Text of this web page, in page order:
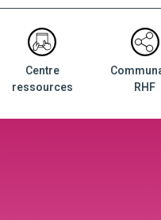
Centre
ressources
RHF